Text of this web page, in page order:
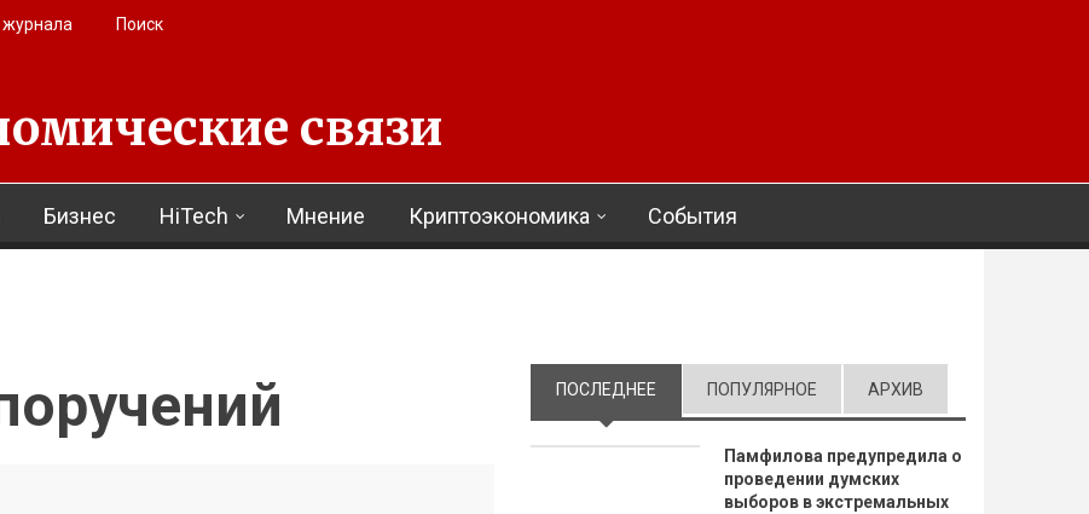
журнала Поиск
связи
Бизнес HiTech Мнение Криптоэкономика События
ПОСЛЕДНЕЕ (АКТИВНАЯ ВКЛАДКА)
ПОПУЛЯРНОЕ АРХИВ
Памфилова предупредила о
проведении думских
выборов в экстремальных